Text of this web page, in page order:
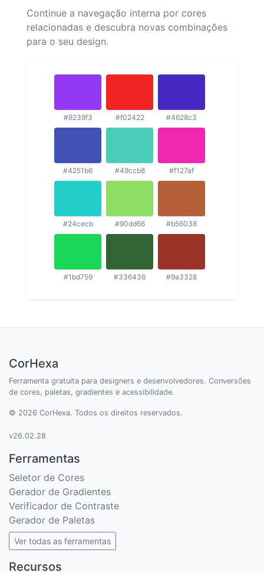
Continue a navegação interna por cores
relacionadas e descubra novas combinações
para o seu design.
#9239f3 #f02422 #4628c3
#4251b6 #49ccb8 #f127af
#24cecb #90dd66 #b56038
#1bd759 #336436 #9a3328
CorHexa
Ferramenta gratuita para designers e desenvolvedores. Conversões
de cores, paletas, gradientes e acessibilidade.
© 2026 CorHexa. Todos os direitos reservados.
v26.02.28
Ferramentas
Seletor de Cores
Gerador de Gradientes
Verificador de Contraste
Gerador de Paletas
Ver todas as ferramentas
Recursos